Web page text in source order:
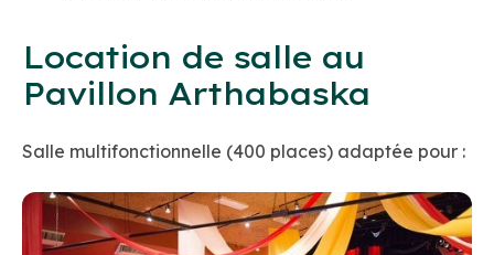
Location de salle au
Pavillon Arthabaska
Salle multifonctionnelle (400 places) adaptée pour :